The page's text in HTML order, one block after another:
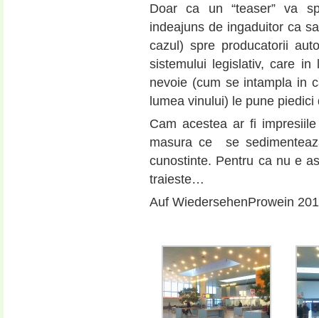
Doar ca un “teaser” va
indeajuns de ingaduitor ca
cazul) spre producatorii
sistemului legislativ, care
nevoie (cum se intampla in
lumea vinului) le pune piedici
Cam acestea ar fi
masura ce se
cunostinte. Pentru ca nu e
traieste…
Auf WiedersehenProwein